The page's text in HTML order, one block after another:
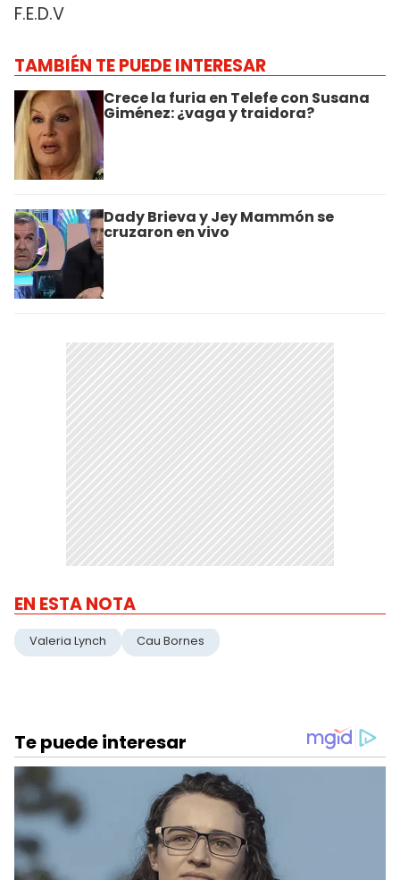
F.E.D.V
TAMBIÉN TE PUEDE INTERESAR
Crece la furia en Telefe con Susana
Giménez: ¿vaga y traidora?
Dady Brieva y Jey Mammón se
cruzaron en vivo
EN ESTA NOTA
Valeria Lynch Cau Bornes